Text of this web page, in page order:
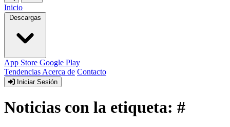
Inicio
Descargas
App Store Google Play
Tendencias Acerca de Contacto
Iniciar Sesión
Noticias con la etiqueta: #